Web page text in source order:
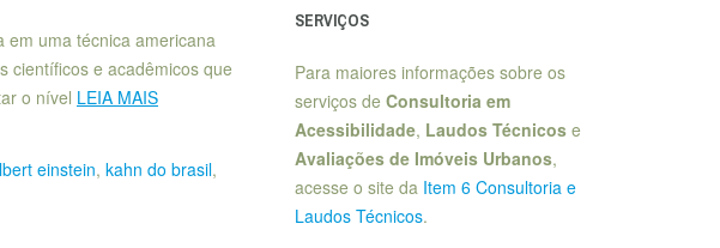
em uma técnica americana
científicos e acadêmicos que
o nível LEIA MAIS
einstein, kahn do brasil,
SERVIÇOS
Para maiores informações sobre os
serviços de Consultoria em
Acessibilidade, Laudos Técnicose
Avaliações de Imóveis Urbanos,
acesse o site da Item 6 Consultoria e
Laudos Técnicos.